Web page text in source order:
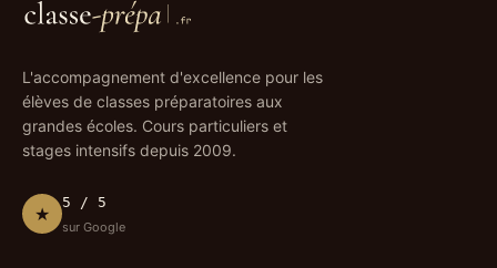
L'accompagnement d'excellence pour les
élèves de classes préparatoires aux
grandes écoles. Cours particuliers et
stages intensifs depuis 2009.
★
5 / 5
sur Google